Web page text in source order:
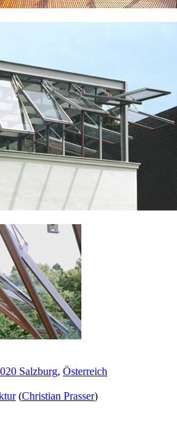
Salzburg, Österreich
(Christian Prasser)